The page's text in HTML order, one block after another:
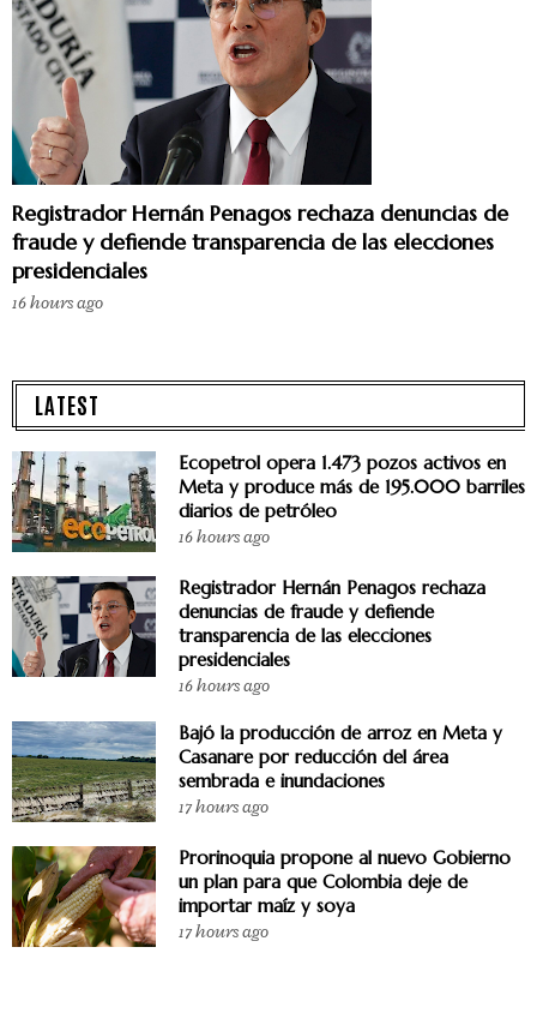
Registrador Hernán Penagos rechaza denuncias de
fraude y defiende transparencia de las elecciones
presidenciales
16 hours ago
LATEST
Ecopetrol opera 1.473 pozos activos en
Meta y produce más de 195.000 barriles
diarios de petróleo
16 hours ago
Registrador Hernán Penagos rechaza
denuncias de fraude y defiende
transparencia de las elecciones
presidenciales
16 hours ago
Bajó la producción de arroz en Meta y
Casanare por reducción del área
sembrada e inundaciones
17 hours ago
Prorinoquia propone al nuevo Gobierno
un plan para que Colombia deje de
importar maíz y soya
17 hours ago